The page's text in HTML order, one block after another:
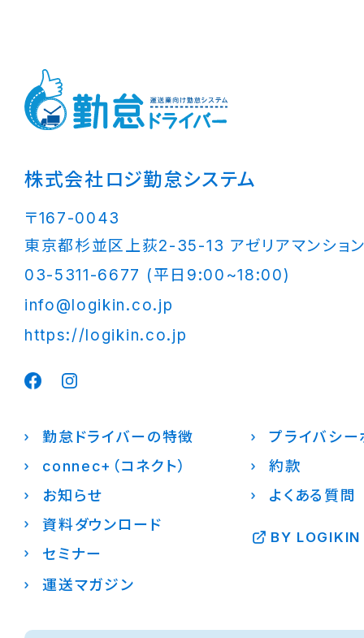
株式会社ロジ勤怠システム
〒167-0043
東京都杉並区上荻2-35-13 アゼリアマンショ
03-5311-6677 (平日9:00~18:00)
info@logikin.co.jp
https://logikin.co.jp
勤怠ドライバーの特徴
connec+（コネクト）
お知らせ
資料ダウンロード
セミナー
運送マガジン
プライバシー
約款
よくある質問
BY LOGIKIN